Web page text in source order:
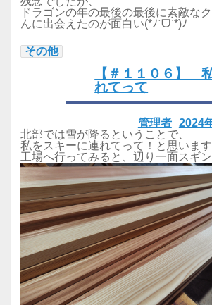
ドラゴンの年の最後の最後に素敵な
んに出会えたのが面白い(*ﾉˊᗜˋ*)ﾉ
その他
【＃１１０６】
れてって
2024
管理者
北部では雪が降るということで、
私をスキーに連れてって！と思います
工場へ行ってみると、辺り一面スギ